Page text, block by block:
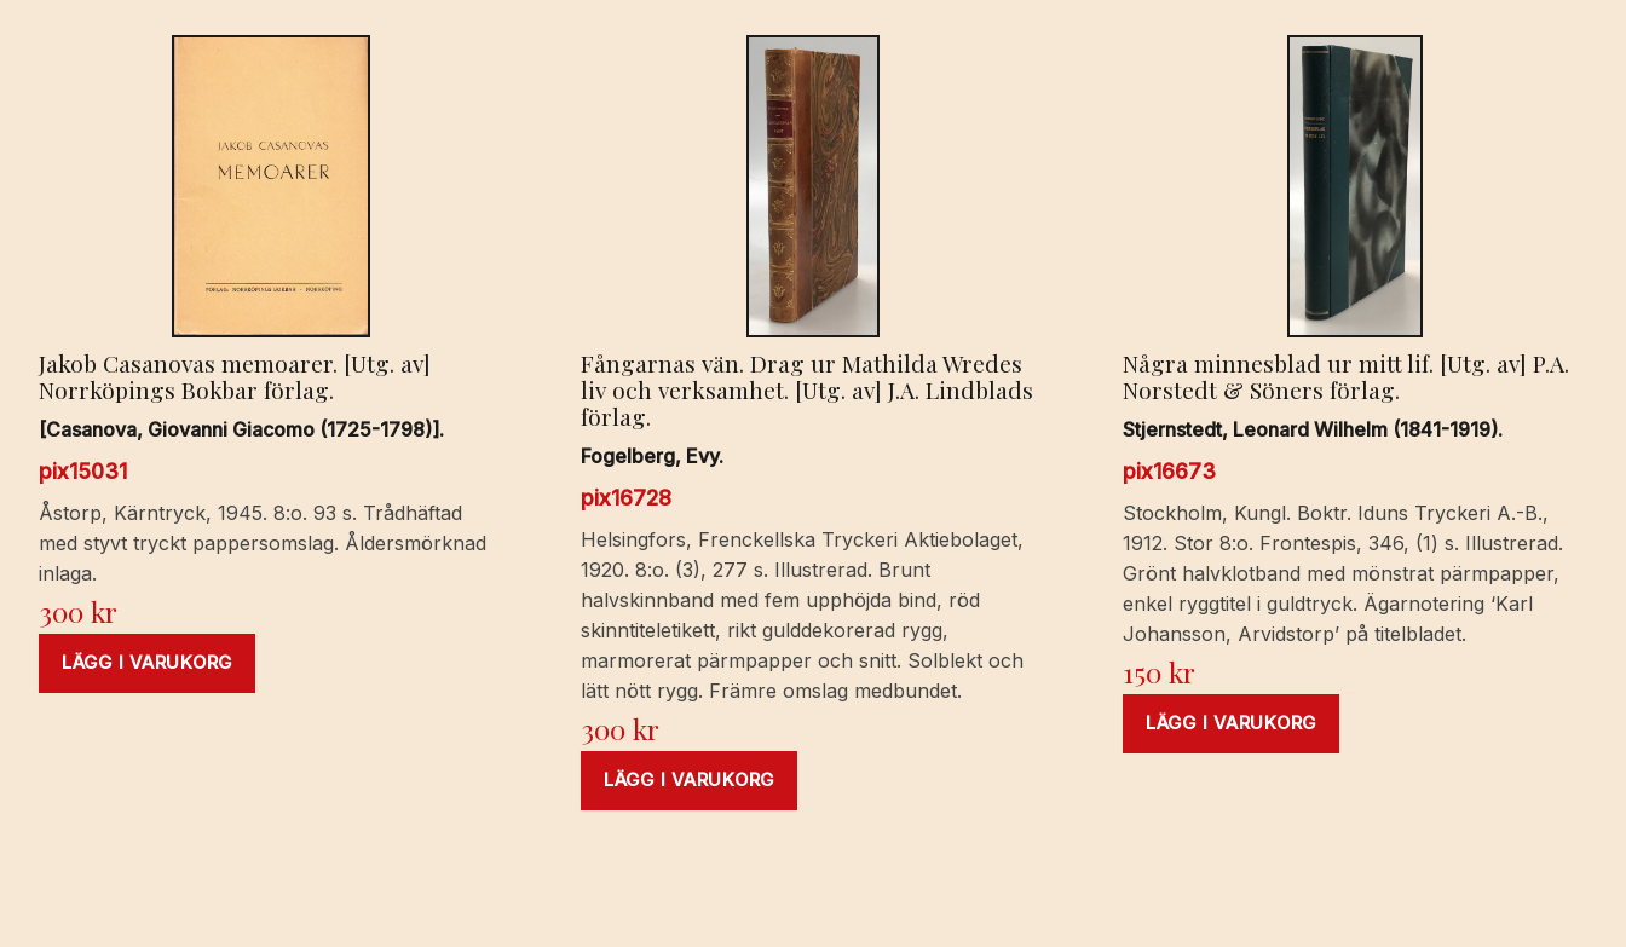
Jakob Casanovas memoarer. [Utg. av]
Norrköpings Bokbar förlag.
[Casanova, Giovanni Giacomo (1725-1798)].
pix15031
Åstorp, Kärntryck, 1945. 8:o. 93 s. Trådhäftad
med styvt tryckt pappersomslag. Åldersmörknad
inlaga.
300kr
LÄGG I VARUKORG
Fångarnas vän. Drag ur Mathilda Wredes
liv och verksamhet. [Utg. av] J.A. Lindblads
förlag.
Fogelberg, Evy.
pix16728
Helsingfors, Frenckellska Tryckeri Aktiebolaget,
1920. 8:o. (3), 277 s. Illustrerad. Brunt
halvskinnband med fem upphöjda bind, röd
skinntiteletikett, rikt gulddekorerad rygg,
marmorerat pärmpapper och snitt. Solblekt och
lätt nött rygg. Främre omslag medbundet.
300kr
LÄGG I VARUKORG
Några minnesblad ur mitt lif. [Utg. av] P.A.
Norstedt & Söners förlag.
Stjernstedt, Leonard Wilhelm (1841-1919).
pix16673
Stockholm, Kungl. Boktr. Iduns Tryckeri A.-B.,
1912. Stor 8:o. Frontespis, 346, (1) s. Illustrerad.
Grönt halvklotband med mönstrat pärmpapper,
enkel ryggtitel i guldtryck. Ägarnotering ‘Karl
Johansson, Arvidstorp’ på titelbladet.
150kr
LÄGG I VARUKORG